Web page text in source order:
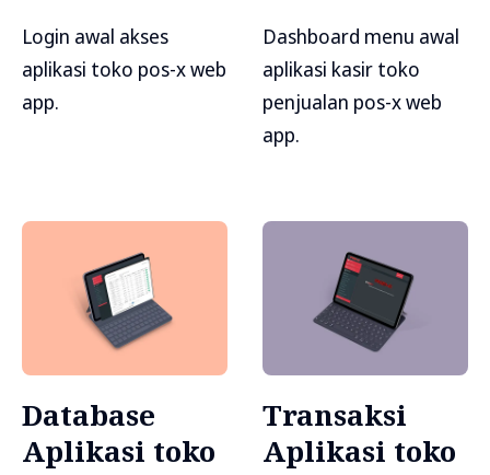
Login awal akses
aplikasi toko pos-x web
app.
Dashboard menu awal
aplikasi kasir toko
penjualan pos-x web
app.
Database
Aplikasi toko
Transaksi
Aplikasi toko